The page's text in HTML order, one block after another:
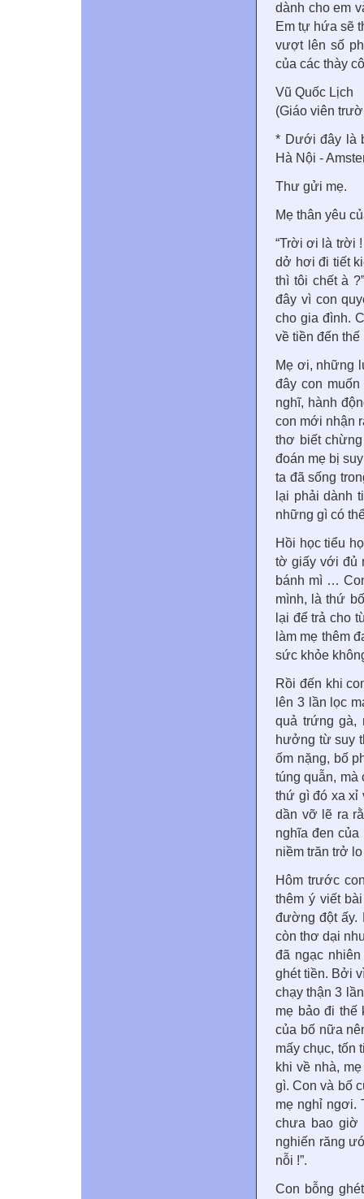
dành cho em
Em tự hứa sẽ
vượt lên số
của các thày
Vũ Quốc Lịch
(Giáo viên
* Dưới đây là
Hà Nội -
Thư gửi mẹ.
Mẹ thân yêu
“Trời ơi là trời
dở hơi đi tiết
thì tôi chết à
đây vì con
cho gia đình.
về tiền đến thế
Mẹ ơi, những
đây con
nghĩ, hành
con mới nhận
thơ biết
đoán mẹ bị
ta đã sống
lại phải dành
những gì có
Hồi học tiểu
tờ giấy với đủ
bánh mì …
mình, là thứ
lại để trả cho
làm mẹ thêm
sức khỏe
Rồi đến khi
lên 3 lần lọc
quả trứng gà,
hưởng từ suy
ốm nặng, bố
túng quẫn, mà
thứ gì đó xa xỉ
dần vỡ lẽ ra
nghĩa đen
niềm trăn trở
Hôm trước
thêm ý viết
đường đột ấy.
còn thơ dại
đã ngạc
ghét tiền. Bởi
chạy thận 3
mẹ bảo đi thế
của bố nữa
mấy chục, tốn
khi về nhà,
gì. Con và bố
mẹ nghỉ ngơi.
chưa bao giờ
nghiến răng
nỗi !”.
Con bỗng